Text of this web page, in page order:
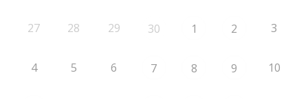
27 28 29 30 1 2 3
4 5 6 7 8 9 10